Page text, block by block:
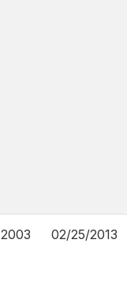
2003 02/25/2013